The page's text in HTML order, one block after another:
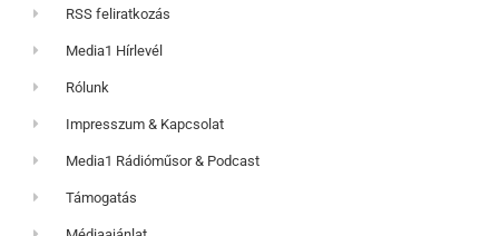
RSS feliratkozás
Media1 Hírlevél
Rólunk
Impresszum & Kapcsolat
Media1 Rádióműsor & Podcast
Támogatás